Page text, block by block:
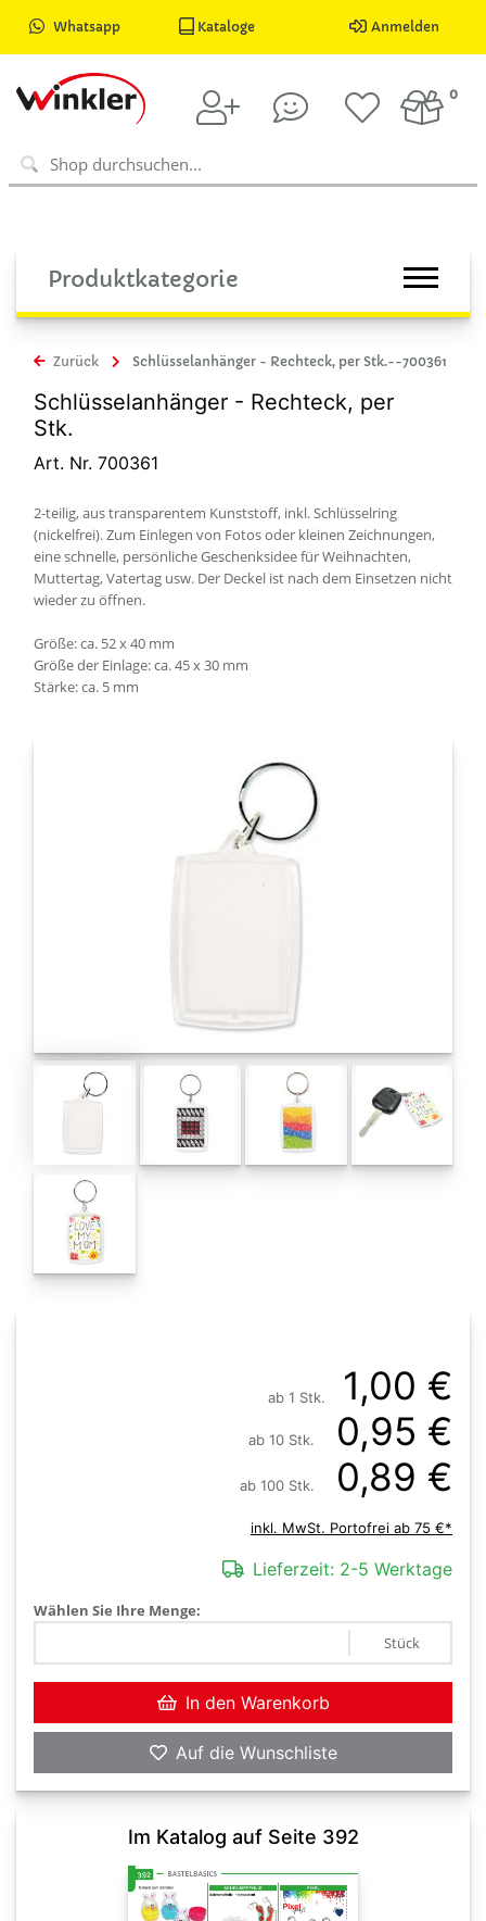
Whatsapp Kataloge Anmelden
0
Produktkategorie
Zurück Schlüsselanhänger - Rechteck, per Stk.--700361
Schlüsselanhänger - Rechteck, per
Stk.
Art. Nr. 700361
2-teilig, aus transparentem Kunststoff, inkl. Schlüsselring
(nickelfrei). Zum Einlegen von Fotos oder kleinen Zeichnungen,
eine schnelle, persönliche Geschenksidee für Weihnachten,
Muttertag, Vatertag usw. Der Deckel ist nach dem Einsetzen nicht
wieder zu öffnen.
Größe: ca. 52 x 40 mm
Größe der Einlage: ca. 45 x 30 mm
Stärke: ca. 5 mm
ab 1 Stk. 1,00 €
ab 10 Stk. 0,95 €
ab 100 Stk. 0,89 €
inkl. MwSt. Portofrei ab 75 €*
Lieferzeit: 2-5 Werktage
Wählen Sie Ihre Menge:
Stück
In den Warenkorb
Auf die Wunschliste
Im Katalog auf Seite 392